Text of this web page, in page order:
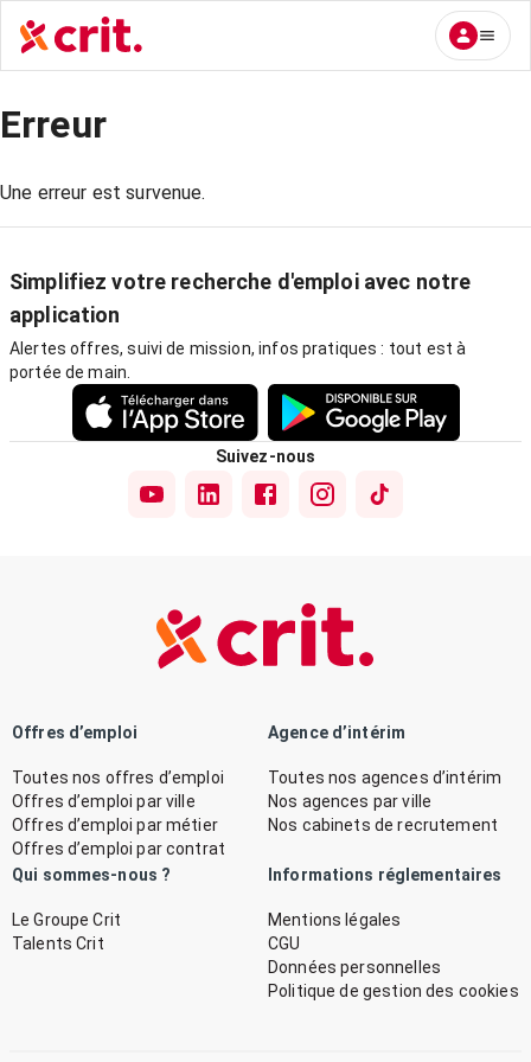
Erreur
Une erreur est survenue.
Simplifiez votre recherche d'emploi avec notre
application
Alertes offres, suivi de mission, infos pratiques : tout est à
portée de main.
Suivez-nous
Offres d’emploi
Toutes nos offres d’emploi
Offres d’emploi par ville
Offres d’emploi par métier
Offres d’emploi par contrat
Agence d’intérim
Toutes nos agences d’intérim
Nos agences par ville
Nos cabinets de recrutement
Qui sommes-nous ?
Le Groupe Crit
Talents Crit
Informations réglementaires
Mentions légales
CGU
Données personnelles
Politique de gestion des cookies